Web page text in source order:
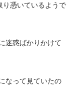
り憑いているようで
迷惑ばかりかけて
なって見ていたの